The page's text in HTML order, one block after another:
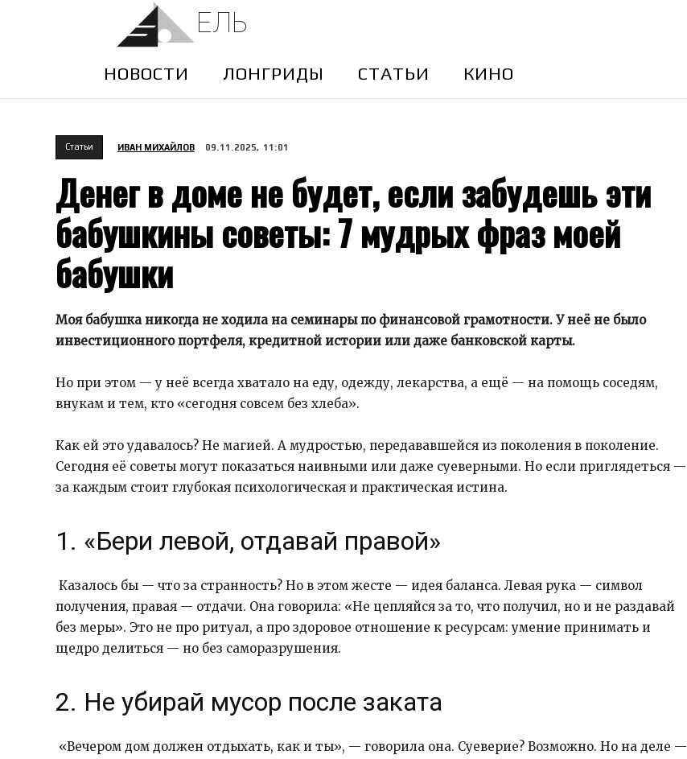
ЕЛЬ
НОВОСТИ ЛОНГРИДЫ CТАТЬИ КИНО
Cтатьи ИВАН МИХАЙЛОВ 09.11.2025, 11:01
Денег в доме не будет, если забудешь эти
бабушкины советы: 7 мудрых фраз моей
бабушки
Моя бабушка никогда не ходила на семинары по финансовой грамотности. У неё не было
инвестиционного портфеля, кредитной истории или даже банковской карты.
Но при этом — у неё всегда хватало на еду, одежду, лекарства, а ещё — на помощь соседям,
внукам и тем, кто «сегодня совсем без хлеба».
Как ей это удавалось? Не магией. А мудростью, передававшейся из поколения в поколение.
Сегодня её советы могут показаться наивными или даже суеверными. Но если приглядеться —
за каждым стоит глубокая психологическая и практическая истина.
1. «Бери левой, отдавай правой»
Казалось бы — что за странность? Но в этом жесте — идея баланса. Левая рука — символ
получения, правая — отдачи. Она говорила: «Не цепляйся за то, что получил, но и не раздавай
без меры». Это не про ритуал, а про здоровое отношение к ресурсам: умение принимать и
щедро делиться — но без саморазрушения.
2. Не убирай мусор после заката
«Вечером дом должен отдыхать, как и ты», — говорила она. Суеверие? Возможно. Но на деле —